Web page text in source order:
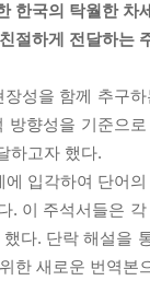
한국의 탁월한
절하게 전달하는
성을 함께 추구
방향성을 기준으
하고자 했다.
입각하여 단어
. 이 주석서들은
다. 단락 해설을
한 새로운 번역본